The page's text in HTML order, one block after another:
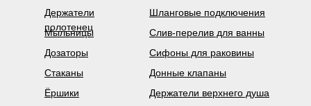
Держатели
полотенец
Мыльницы
Шланговые подключения
Слив-перелив для ванны
Сифоны для раковины
Донные клапаны
Дозаторы
Держатели верхнего душа
Стаканы
Ёршики